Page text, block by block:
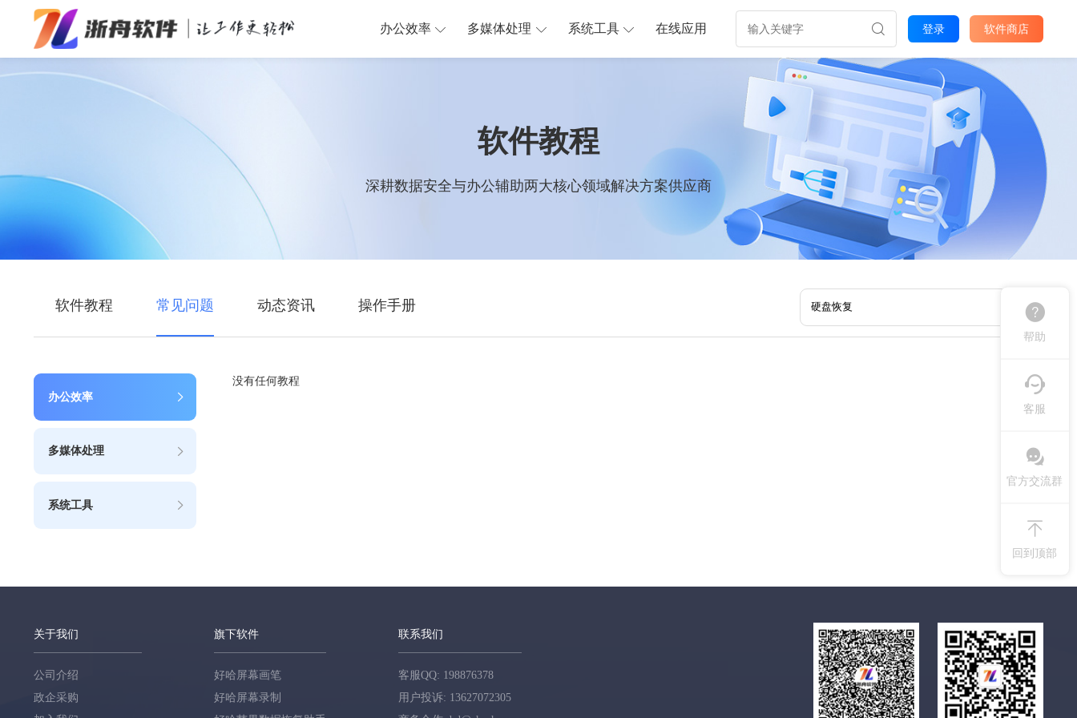
办公效率
办公效率 多媒体处理 系统工具 在线应用 登录 软件商店
软件教程
深耕数据安全与办公辅助两大核心领域解决方案供应商
软件教程 常见问题 动态资讯 操作手册
办公效率
多媒体处理
系统工具
没有任何教程
关于我们
公司介绍
政企采购
旗下软件
好哈屏幕画笔
好哈屏幕录制
联系我们
客服QQ: 198876378
用户投诉: 13627072305
帮助
客服
官方交流群
回到顶部